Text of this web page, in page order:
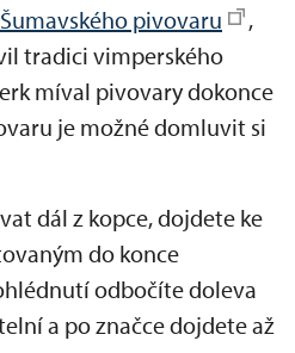
Šumavského pivovaru
,
tradici vimperského
míval pivovary dokonce
je možné domluvit si
dál z kopce, dojdete ke
do konce
odbočíte doleva
a po značce dojdete až